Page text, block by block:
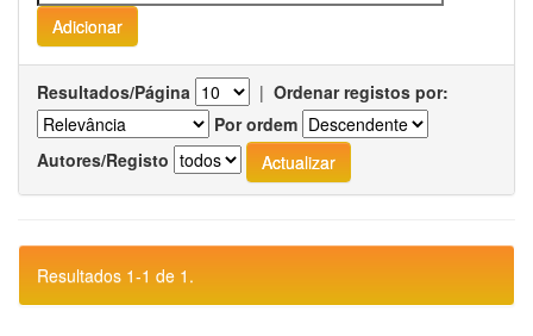
Resultados/Página | Ordenar registos por:
Por ordem
Autores/Registo
Resultados 1-1 de 1.